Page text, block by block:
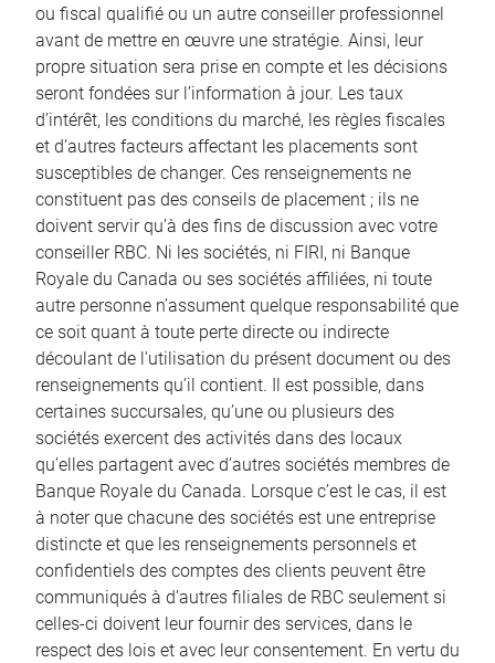
ou fiscal qualifié ou un autre conseiller professionnel
avant de mettre en œuvre une stratégie. Ainsi, leur
propre situation sera prise en compte et les décisions
seront fondées sur l’information à jour. Les taux
d’intérêt, les conditions du marché, les règles fiscales
et d’autres facteurs affectant les placements sont
susceptibles de changer. Ces renseignements ne
constituent pas des conseils de placement ; ils ne
doivent servir qu’à des fins de discussion avec votre
conseiller RBC. Ni les sociétés, ni FIRI, ni Banque
Royale du Canada ou ses sociétés affiliées, ni toute
autre personne n’assument quelque responsabilité que
ce soit quant à toute perte directe ou indirecte
découlant de l’utilisation du présent document ou des
renseignements qu’il contient. Il est possible, dans
certaines succursales, qu’une ou plusieurs des
sociétés exercent des activités dans des locaux
qu’elles partagent avec d’autres sociétés membres de
Banque Royale du Canada. Lorsque c’est le cas, il est
à noter que chacune des sociétés est une entreprise
distincte et que les renseignements personnels et
confidentiels des comptes des clients peuvent être
communiqués à d’autres filiales de RBC seulement si
celles-ci doivent leur fournir des services, dans le
respect des lois et avec leur consentement. En vertu du